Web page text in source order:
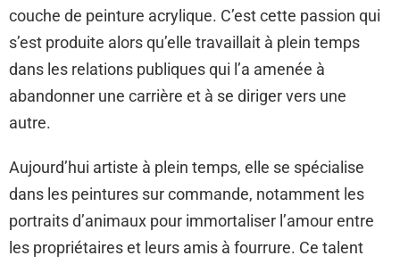
couche de peinture acrylique. C’est cette passion qui
s’est produite alors qu’elle travaillait à plein temps
dans les relations publiques qui l’a amenée à
abandonner une carrière et à se diriger vers une
autre.
Aujourd’hui artiste à plein temps, elle se spécialise
dans les peintures sur commande, notamment les
portraits d’animaux pour immortaliser l’amour entre
les propriétaires et leurs amis à fourrure. Ce talent